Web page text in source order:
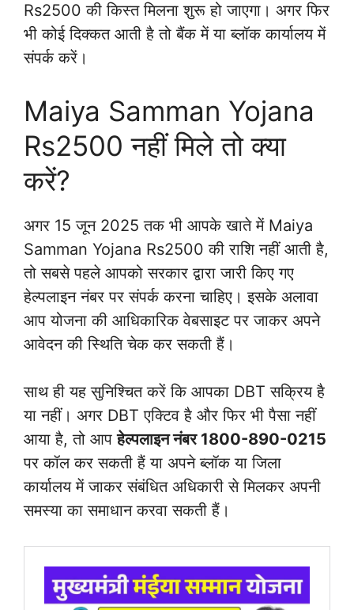
Rs2500 की किस्त मिलना शुरू हो जाएगा। अगर फिर
भी कोई दिक्कत आती है तो बैंक में या ब्लॉक कार्यालय में
संपर्क करें।
Maiya Samman Yojana
Rs2500 नहीं मिले तो क्या
करें?
अगर 15 जून 2025 तक भी आपके खाते में Maiya
Samman Yojana Rs2500 की राशि नहीं आती है,
तो सबसे पहले आपको सरकार द्वारा जारी किए गए
हेल्पलाइन नंबर पर संपर्क करना चाहिए। इसके अलावा
आप योजना की आधिकारिक वेबसाइट पर जाकर अपने
आवेदन की स्थिति चेक कर सकती हैं।
साथ ही यह सुनिश्चित करें कि आपका DBT सक्रिय है
या नहीं। अगर DBT एक्टिव है और फिर भी पैसा नहीं
आया है, तो आपहेल्पलाइन नंबर 1800-890-0215
पर कॉल कर सकती हैं या अपने ब्लॉक या जिला
कार्यालय में जाकर संबंधित अधिकारी से मिलकर अपनी
समस्या का समाधान करवा सकती हैं।